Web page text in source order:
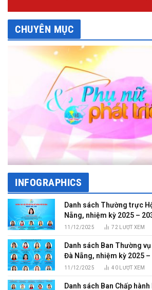
CHUYÊN MỤC
INFOGRAPHICS
Danh sách Thường trực
Nẵng, nhiệm kỳ 2025 –
11/12/2025 72 LƯỢT XEM
Danh sách Ban Thường
Đà Nẵng, nhiệm kỳ 2025 –
11/12/2025 40 LƯỢT XEM
Danh sách Ban Chấp